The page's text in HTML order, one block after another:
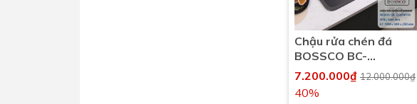
Chậu rửa chén đá
BOSSCO BC-
G9050XĐ 1 hộc bo
góc
7.200.000₫ 12.000.000₫
40%